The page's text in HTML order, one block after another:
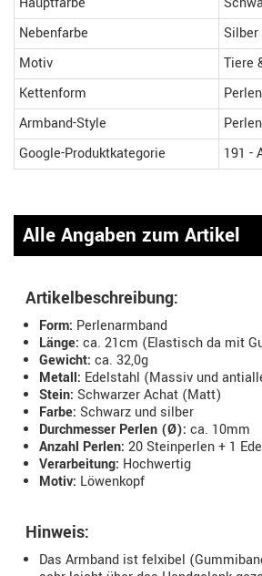
Nebenfarbe
Silber
Motiv
Tiere
Kettenform
Armband-Style
Google-Produktkategorie
191 -
Alle Angaben zum Artikel
Artikelbeschreibung:
Form: Perlenarmband
Länge: ca. 21cm (Elastisch da mit
Gewicht: ca. 32,0g
Metall: Edelstahl (Massiv und
Stein: Schwarzer Achat (Matt)
Farbe: Schwarz und silber
Durchmesser Perlen (Ø): ca. 10mm
Anzahl Perlen: 20 Steinperlen + 1
Verarbeitung: Hochwertig
Motiv: Löwenkopf
Hinweis:
Das Armband ist felxibel